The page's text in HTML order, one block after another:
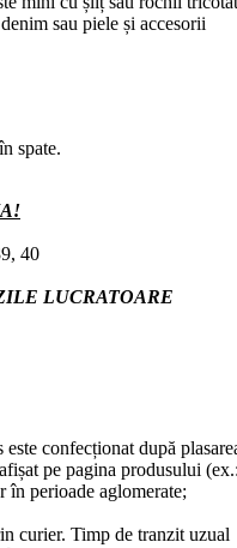
sau piele și accesorii
spate.
40
LUCRATOARE
este confecționat după
pe pagina produsului
în perioade aglomerate;
curier. Timp de tranzit uzual